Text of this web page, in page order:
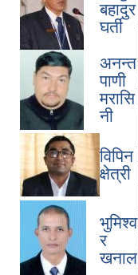
बहादुर
घर्ती
अनन्त
पाणी
मरासि
नी
विपिन
क्षेत्री
भुमिश्‍व
र
खनाल